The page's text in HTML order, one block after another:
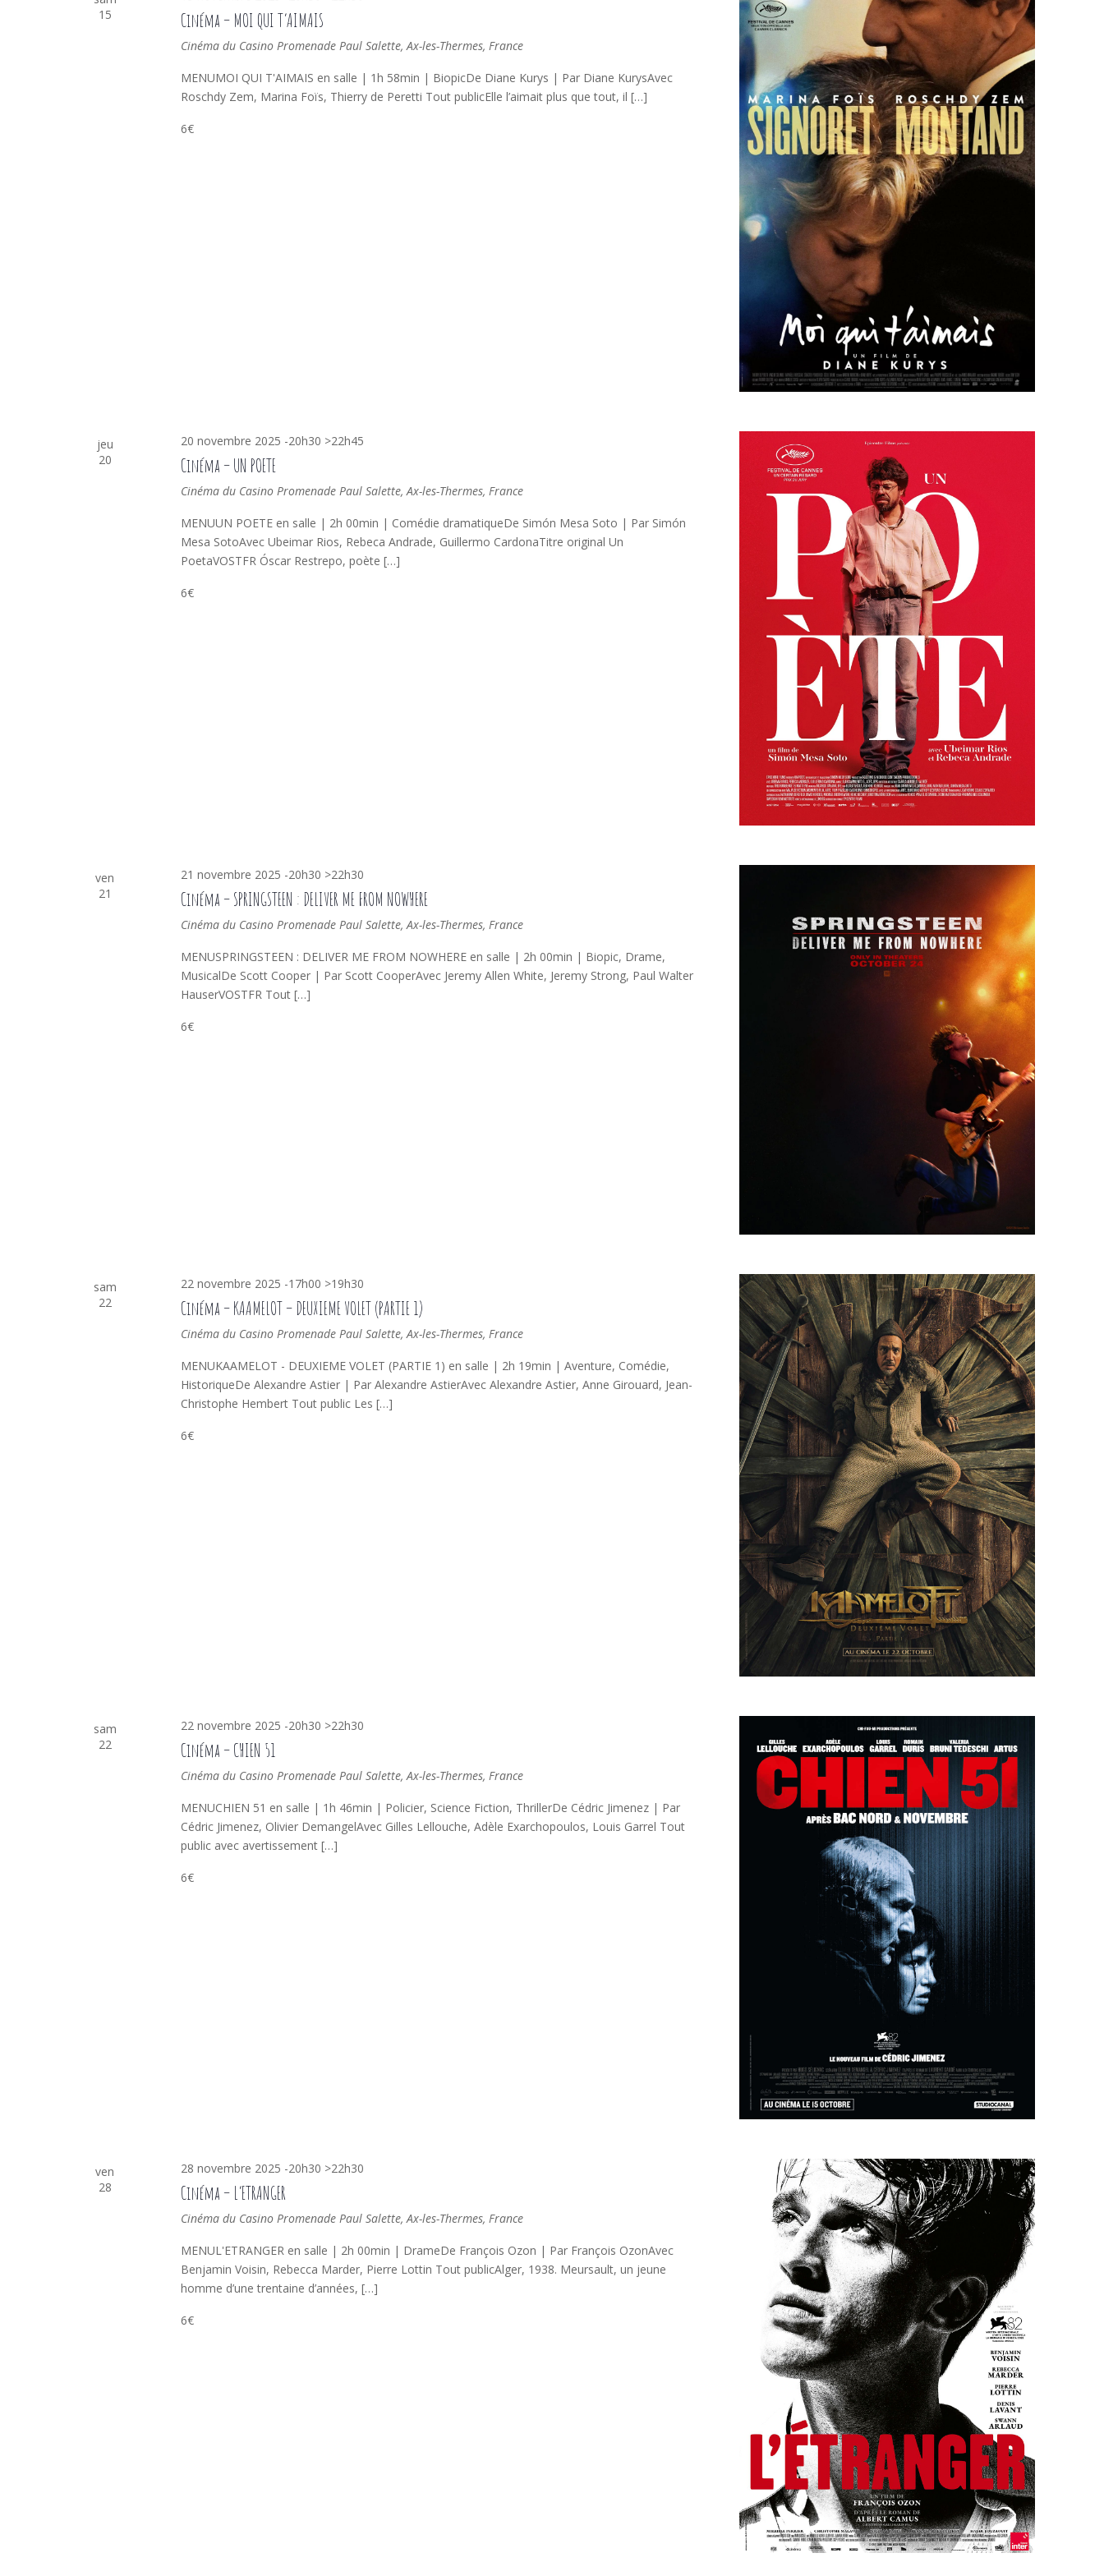
15
Cinéma – MOI QUI T’AIMAIS
Cinéma du Casino Promenade Paul Salette, Ax-les-Thermes, France
MENUMOI QUI T'AIMAIS en salle | 1h 58min | BiopicDe Diane Kurys | Par Diane KurysAvec
Roschdy Zem, Marina Foïs, Thierry de Peretti Tout publicElle l’aimait plus que tout, il […]
6€
jeu
20
20 novembre 2025 -20h30 >22h45
Cinéma – UN POETE
Cinéma du Casino Promenade Paul Salette, Ax-les-Thermes, France
MENUUN POETE en salle | 2h 00min | Comédie dramatiqueDe Simón Mesa Soto | Par Simón
Mesa SotoAvec Ubeimar Rios, Rebeca Andrade, Guillermo CardonaTitre original Un
PoetaVOSTFR Óscar Restrepo, poète […]
6€
ven
21
21 novembre 2025 -20h30 >22h30
Cinéma – SPRINGSTEEN : DELIVER ME FROM NOWHERE
Cinéma du Casino Promenade Paul Salette, Ax-les-Thermes, France
MENUSPRINGSTEEN : DELIVER ME FROM NOWHERE en salle | 2h 00min | Biopic, Drame,
MusicalDe Scott Cooper | Par Scott CooperAvec Jeremy Allen White, Jeremy Strong, Paul Walter
HauserVOSTFR Tout […]
6€
sam
22
22 novembre 2025 -17h00 >19h30
Cinéma – KAAMELOT – DEUXIEME VOLET (PARTIE 1)
Cinéma du Casino Promenade Paul Salette, Ax-les-Thermes, France
MENUKAAMELOT - DEUXIEME VOLET (PARTIE 1) en salle | 2h 19min | Aventure, Comédie,
HistoriqueDe Alexandre Astier | Par Alexandre AstierAvec Alexandre Astier, Anne Girouard, Jean-
Christophe Hembert Tout public Les […]
6€
sam
22
22 novembre 2025 -20h30 >22h30
Cinéma – CHIEN 51
Cinéma du Casino Promenade Paul Salette, Ax-les-Thermes, France
MENUCHIEN 51 en salle | 1h 46min | Policier, Science Fiction, ThrillerDe Cédric Jimenez | Par
Cédric Jimenez, Olivier DemangelAvec Gilles Lellouche, Adèle Exarchopoulos, Louis Garrel Tout
public avec avertissement […]
6€
ven
28
28 novembre 2025 -20h30 >22h30
Cinéma – L’ETRANGER
Cinéma du Casino Promenade Paul Salette, Ax-les-Thermes, France
MENUL'ETRANGER en salle | 2h 00min | DrameDe François Ozon | Par François OzonAvec
Benjamin Voisin, Rebecca Marder, Pierre Lottin Tout publicAlger, 1938. Meursault, un jeune
homme d’une trentaine d’années, […]
6€